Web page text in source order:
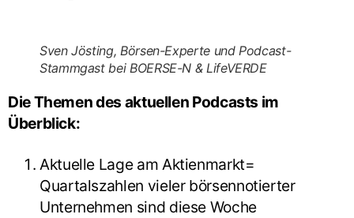
Sven Jösting, Börsen-Experte und Podcast-
Stammgast bei BOERSE-N & LifeVERDE
Die Themen des aktuellen Podcasts im
Überblick:
Aktuelle Lage am Aktienmarkt=
Quartalszahlen vieler börsennotierter
Unternehmen sind diese Woche